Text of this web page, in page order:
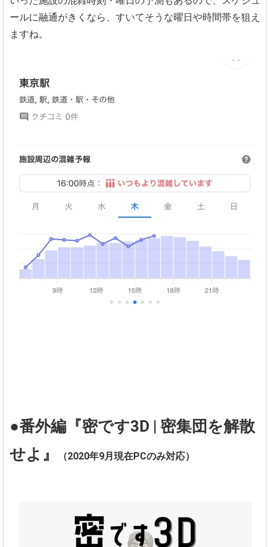
ールに融通がきくなら、すいてそうな曜日や時間帯を狙え
ますね。
●番外編『密です3D | 密集団を解散
せよ』
（2020年9月現在PCのみ対応）